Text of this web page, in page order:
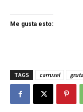
Me gusta esto:
TAGS carrusel